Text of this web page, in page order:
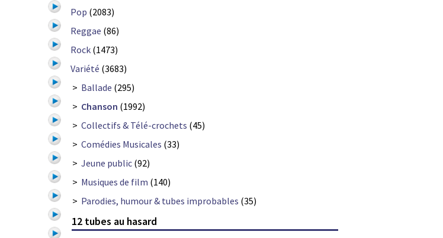
Pop (2083)
Reggae (86)
Rock (1473)
Variété (3683)
> Ballade (295)
> Chanson (1992)
> Collectifs & Télé-crochets (45)
> Comédies Musicales (33)
> Jeune public (92)
> Musiques de film (140)
> Parodies, humour & tubes improbables (35)
12 tubes au hasard